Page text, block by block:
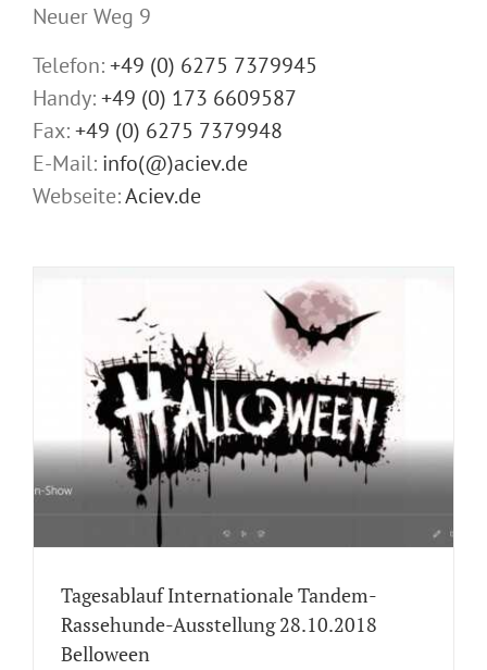
Tagesablauf Internationale Tandem-
Rassehunde-Ausstellung 28.10.2018
Belloween
Neuer Weg 9
Telefon:+49 (0) 6275 7379945
Handy:+49 (0) 173 6609587
Fax:+49 (0) 6275 7379948
E-Mail: info(@)aciev.de
Webseite:Aciev.de